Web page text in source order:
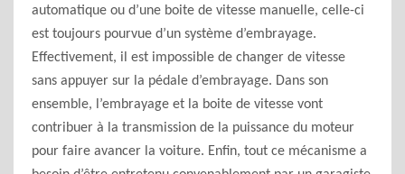
automatique ou d’une boite de vitesse manuelle, celle-ci
est toujours pourvue d’un système d’embrayage.
Effectivement, il est impossible de changer de vitesse
sans appuyer sur la pédale d’embrayage. Dans son
ensemble, l’embrayage et la boite de vitesse vont
contribuer à la transmission de la puissance du moteur
pour faire avancer la voiture. Enfin, tout ce mécanisme a